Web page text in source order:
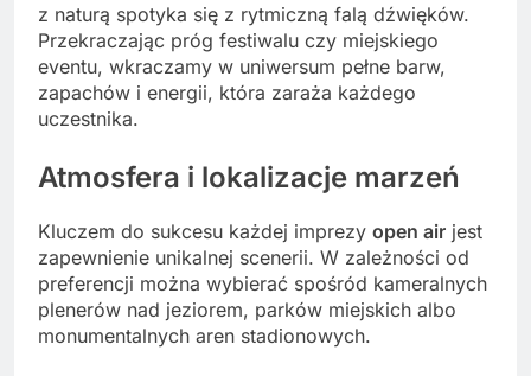
z naturą spotyka się z rytmiczną falą dźwięków.
Przekraczając próg festiwalu czy miejskiego
eventu, wkraczamy w uniwersum pełne barw,
zapachów i energii, która zaraża każdego
uczestnika.
Atmosfera i lokalizacje marzeń
Kluczem do sukcesu każdej imprezy open air jest
zapewnienie unikalnej scenerii. W zależności od
preferencji można wybierać spośród kameralnych
plenerów nad jeziorem, parków miejskich albo
monumentalnych aren stadionowych.